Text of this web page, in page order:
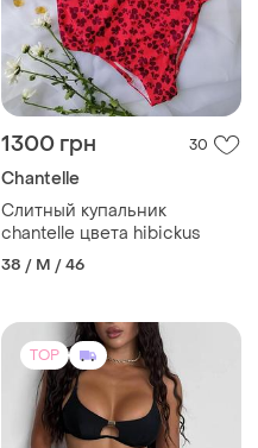
1300 грн 30
Chantelle
Слитный купальник
chantelle цвета hibickus
38 / M / 46
TOP